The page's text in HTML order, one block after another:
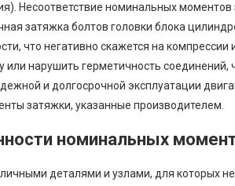
Несоответствие номинальных
затяжка болтов головки блока
что негативно скажется на компрессии
нарушить герметичность
и долгосрочной эксплуатации
затяжки, указанные производителем.
номинальных
деталями и узлами, для которых